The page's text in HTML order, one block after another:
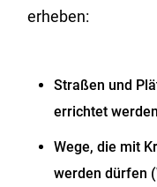
erheben:
Straßen und
errichtet
Wege, die mit
werden dürfen